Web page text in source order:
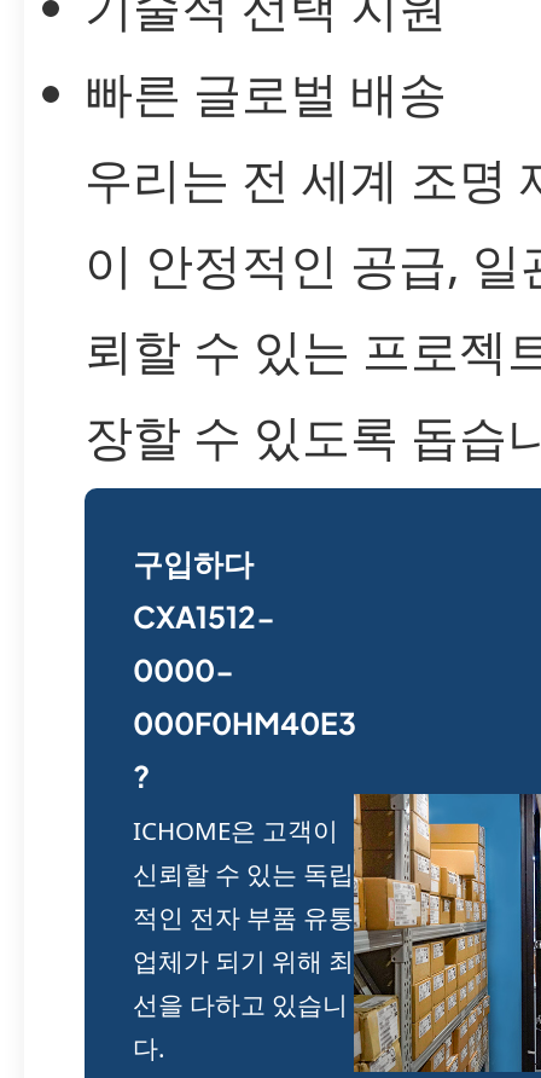
빠른 글로벌 배송
우리는 전 세계 조명
이 안정적인 공급,
뢰할 수 있는 프로젝
장할 수 있도록 돕습
구입하다
CXA1512-
0000-
000F0HM40E3
?
ICHOME은 고객이
신뢰할 수 있는 독립
적인 전자 부품 유통
업체가 되기 위해 최
선을 다하고 있습니
다.